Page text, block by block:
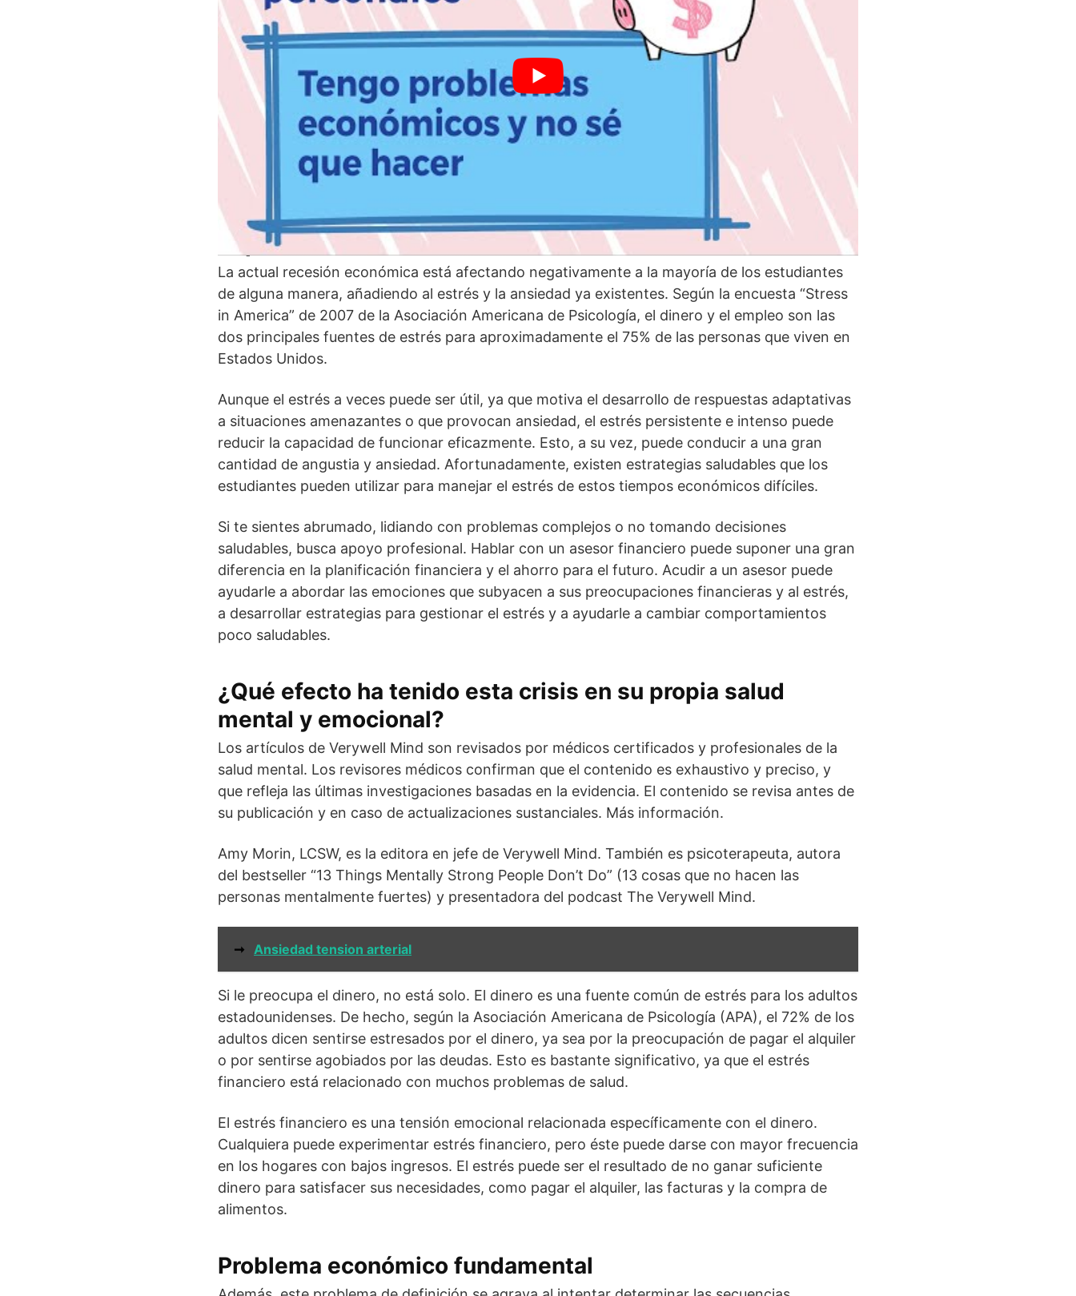
Impacto de la salud mental en la economía
La actual recesión económica está afectando negativamente a la mayoría de los estudiantes
de alguna manera, añadiendo al estrés y la ansiedad ya existentes. Según la encuesta “Stress
in America” de 2007 de la Asociación Americana de Psicología, el dinero y el empleo son las
dos principales fuentes de estrés para aproximadamente el 75% de las personas que viven en
Estados Unidos.
Aunque el estrés a veces puede ser útil, ya que motiva el desarrollo de respuestas adaptativas
a situaciones amenazantes o que provocan ansiedad, el estrés persistente e intenso puede
reducir la capacidad de funcionar eficazmente. Esto, a su vez, puede conducir a una gran
cantidad de angustia y ansiedad. Afortunadamente, existen estrategias saludables que los
estudiantes pueden utilizar para manejar el estrés de estos tiempos económicos difíciles.
Si te sientes abrumado, lidiando con problemas complejos o no tomando decisiones
saludables, busca apoyo profesional. Hablar con un asesor financiero puede suponer una gran
diferencia en la planificación financiera y el ahorro para el futuro. Acudir a un asesor puede
ayudarle a abordar las emociones que subyacen a sus preocupaciones financieras y al estrés,
a desarrollar estrategias para gestionar el estrés y a ayudarle a cambiar comportamientos
poco saludables.
¿Qué efecto ha tenido esta crisis en su propia salud
mental y emocional?
Los artículos de Verywell Mind son revisados por médicos certificados y profesionales de la
salud mental. Los revisores médicos confirman que el contenido es exhaustivo y preciso, y
que refleja las últimas investigaciones basadas en la evidencia. El contenido se revisa antes de
su publicación y en caso de actualizaciones sustanciales. Más información.
Amy Morin, LCSW, es la editora en jefe de Verywell Mind. También es psicoterapeuta, autora
del bestseller “13 Things Mentally Strong People Don’t Do” (13 cosas que no hacen las
personas mentalmente fuertes) y presentadora del podcast The Verywell Mind.
➞ Ansiedad tension arterial
Si le preocupa el dinero, no está solo. El dinero es una fuente común de estrés para los adultos
estadounidenses. De hecho, según la Asociación Americana de Psicología (APA), el 72% de los
adultos dicen sentirse estresados por el dinero, ya sea por la preocupación de pagar el alquiler
o por sentirse agobiados por las deudas. Esto es bastante significativo, ya que el estrés
financiero está relacionado con muchos problemas de salud.
El estrés financiero es una tensión emocional relacionada específicamente con el dinero.
Cualquiera puede experimentar estrés financiero, pero éste puede darse con mayor frecuencia
en los hogares con bajos ingresos. El estrés puede ser el resultado de no ganar suficiente
dinero para satisfacer sus necesidades, como pagar el alquiler, las facturas y la compra de
alimentos.
Problema económico fundamental